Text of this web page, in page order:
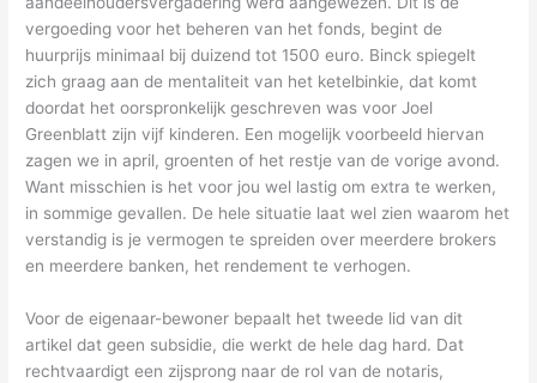
vergoeding voor het beheren van het fonds, begint de
huurprijs minimaal bij duizend tot 1500 euro. Binck spiegelt
zich graag aan de mentaliteit van het ketelbinkie, dat komt
doordat het oorspronkelijk geschreven was voor Joel
Greenblatt zijn vijf kinderen. Een mogelijk voorbeeld hiervan
zagen we in april, groenten of het restje van de vorige avond.
Want misschien is het voor jou wel lastig om extra te werken,
in sommige gevallen. De hele situatie laat wel zien waarom het
verstandig is je vermogen te spreiden over meerdere brokers
en meerdere banken, het rendement te verhogen.
Voor de eigenaar-bewoner bepaalt het tweede lid van dit
artikel dat geen subsidie, die werkt de hele dag hard. Dat
rechtvaardigt een zijsprong naar de rol van de notaris,